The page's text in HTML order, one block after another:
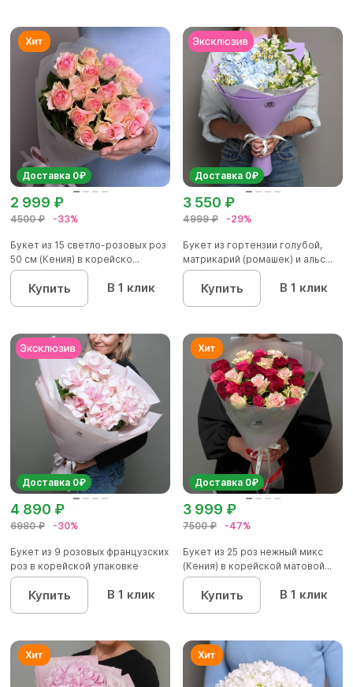
Доставка 0₽
4500 ₽ -33%
2 999 ₽
Букет из 15 светло-розовых роз
50 см (Кения) в корейско...
Купить В 1 клик
Доставка 0₽
4999 ₽ -29%
3 550 ₽
Букет из гортензии голубой,
матрикарий (ромашек) и альс...
Купить В 1 клик
Доставка 0₽
6980 ₽ -30%
4 890 ₽
Букет из 9 розовых французских
роз в корейской упаковке
Купить В 1 клик
Доставка 0₽
7500 ₽ -47%
3 999 ₽
Букет из 25 роз нежный микс
(Кения) в корейской матовой...
Купить В 1 клик